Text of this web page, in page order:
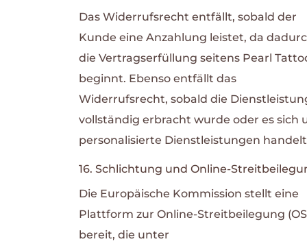
Das Widerrufsrecht entfällt, sobald der
Kunde eine Anzahlung leistet, da
die Vertragserfüllung seitens Pearl
beginnt. Ebenso entfällt das
Widerrufsrecht, sobald die
vollständig erbracht wurde oder es sich
personalisierte Dienstleistungen
16. Schlichtung und Online-
Die Europäische Kommission stellt eine
Plattform zur Online-Streitbeilegung
bereit, die unter